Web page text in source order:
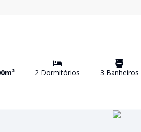
m² 2 Dormitórios 3 Banheiros